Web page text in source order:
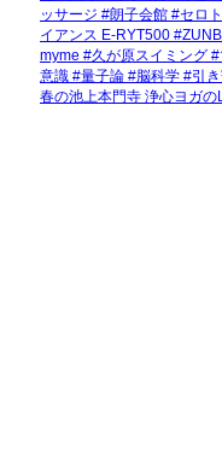
春の池上本門寺 浄心ヨガの